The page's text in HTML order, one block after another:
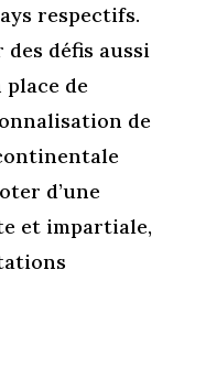
respectifs.
des défis aussi
de
de
d’une
et impartiale,